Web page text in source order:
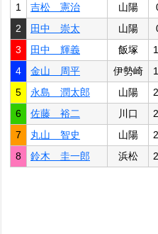
1 吉松 憲治 山陽
2
田中 崇太 山陽
3
田中 輝義 飯塚
4
金山 周平 伊勢崎
5
永島 潤太郎 山陽
6
佐藤 裕二 川口
7
丸山 智史 山陽
8
鈴木 圭一郎 浜松